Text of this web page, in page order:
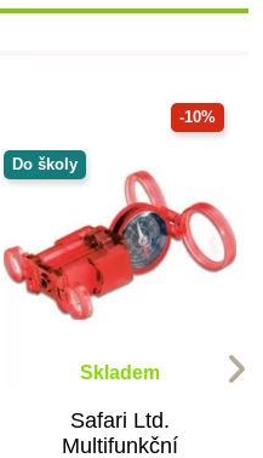
-10%
Do školy
Skladem
Safari Ltd.
Multifunkční